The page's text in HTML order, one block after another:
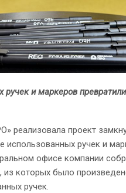
ручек и маркеров
реализовала проект
использованных ручек и
офисе компании
из которых было
ручек.